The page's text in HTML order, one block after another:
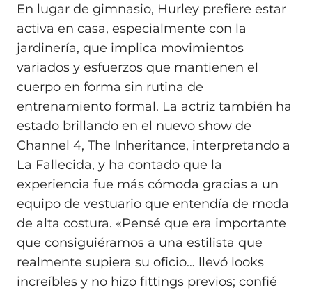
En lugar de gimnasio, Hurley prefiere estar
activa en casa, especialmente con la
jardinería, que implica movimientos
variados y esfuerzos que mantienen el
cuerpo en forma sin rutina de
entrenamiento formal. La actriz también ha
estado brillando en el nuevo show de
Channel 4, The Inheritance, interpretando a
La Fallecida, y ha contado que la
experiencia fue más cómoda gracias a un
equipo de vestuario que entendía de moda
de alta costura. «Pensé que era importante
que consiguiéramos a una estilista que
realmente supiera su oficio… llevó looks
increíbles y no hizo fittings previos; confié